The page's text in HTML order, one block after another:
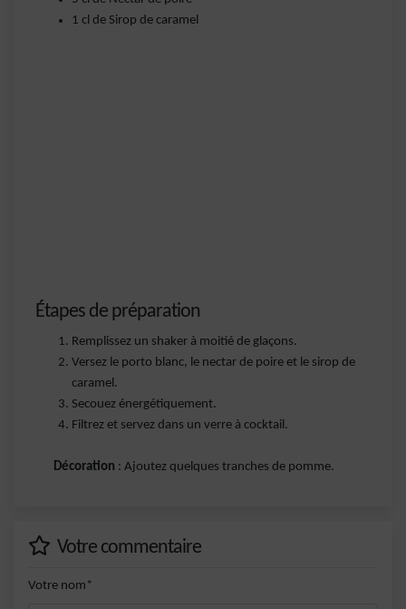
1 cl de Sirop de caramel
Étapes de préparation
Remplissez un shaker à moitié de glaçons.
Versez le porto blanc, le nectar de poire et le sirop de
caramel.
Secouez énergétiquement.
Filtrez et servez dans un verre à cocktail.
Décoration : Ajoutez quelques tranches de pomme.
Votre commentaire
Votre nom*